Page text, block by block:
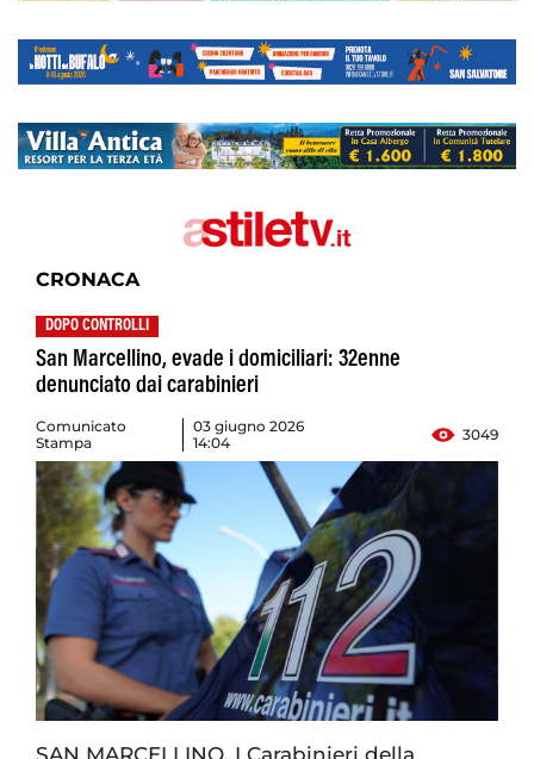
CRONACA
DOPO CONTROLLI
San Marcellino, evade i domiciliari: 32enne
denunciato dai carabinieri
Comunicato
Stampa
03 giugno 2026
14:04
3049